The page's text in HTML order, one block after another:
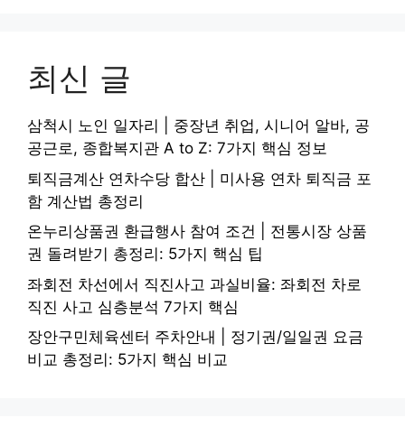
최신 글
삼척시 노인 일자리 | 중장년 취업, 시니어 알바, 공
공근로, 종합복지관 A to Z: 7가지 핵심 정보
퇴직금계산 연차수당 합산 | 미사용 연차 퇴직금 포
함 계산법 총정리
온누리상품권 환급행사 참여 조건 | 전통시장 상품
권 돌려받기 총정리: 5가지 핵심 팁
좌회전 차선에서 직진사고 과실비율: 좌회전 차로
직진 사고 심층분석 7가지 핵심
장안구민체육센터 주차안내 | 정기권/일일권 요금
비교 총정리: 5가지 핵심 비교